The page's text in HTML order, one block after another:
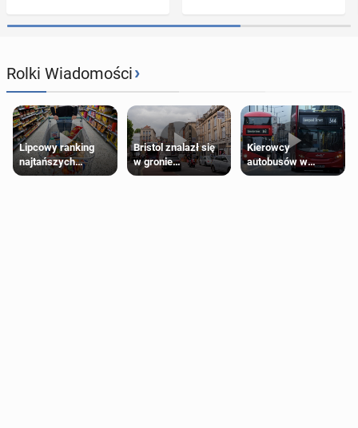
Rolki Wiadomości›
Lipcowy ranking
najtańszych
supermarketów
Bristol znalazł się
w gronie
najlepszych
Kierowcy
autobusów w
Londynie